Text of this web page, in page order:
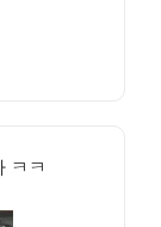
ㅋㅋ